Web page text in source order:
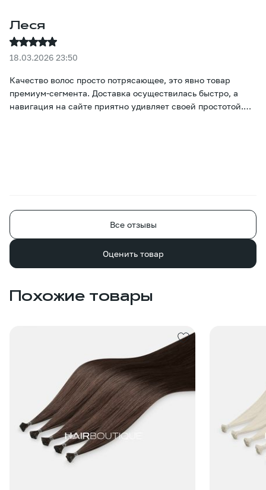
Леся
18.03.2026 23:50
Качество волос просто потрясающее, это явно товар
премиум-сегмента. Доставка осуществилась быстро, а
навигация на сайте приятно удивляет своей простотой.
Все отзывы
Оценить товар
Похожие товары